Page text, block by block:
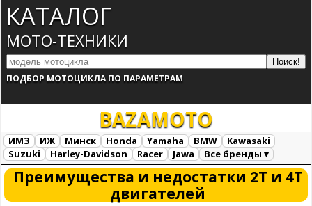
КАТАЛОГ
МОТО-ТЕХНИКИ
ПОДБОР МОТОЦИКЛА ПО ПАРАМЕТРАМ
BAZAMOTO
ИМЗ ИЖ Минск Honda Yamaha BMW
Kawasaki
Suzuki
Harley-Davidson Racer Jawa
Все бренды ▾
Все марки
Загрузка...
Преимущества и недостатки 2Т и 4Т
двигателей